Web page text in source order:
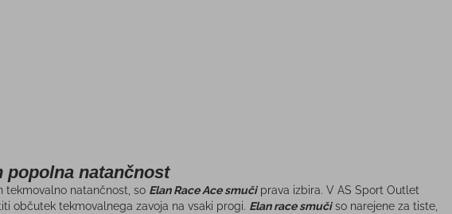
popolna natančnost
tekmovalno natančnost, so Elan Race Ace smučiprava izbira. V AS Sport Outlet
občutek tekmovalnega zavoja na vsaki progi. Elan race smučiso narejene za tiste,